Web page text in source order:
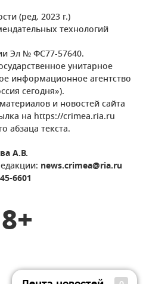
(ред. 2023 г.)
технологий
Эл № ФС77-57640.
унитарное
информационное агентство
сегодня»).
и новостей сайта
на https://crimea.ria.ru
абзаца текста.
А.В.
news.crimea@ria.ru
6601